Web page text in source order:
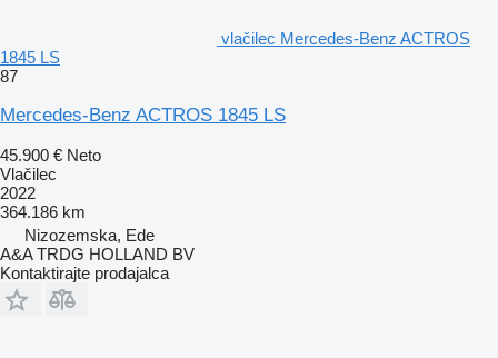
vlačilec Mercedes-Benz ACTROS
1845 LS
87
Mercedes-Benz ACTROS 1845 LS
45.900 € Neto
Vlačilec
2022
364.186 km
Nizozemska, Ede
A&A TRDG HOLLAND BV
Kontaktirajte prodajalca